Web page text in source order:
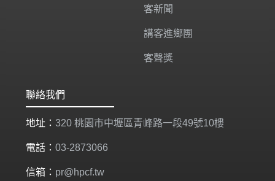
客新聞
講客進鄉團
客聲獎
聯絡我們
地址： 320 桃園市中壢區青峰路一段49號10樓
電話： 03-2873066
信箱： pr@hpcf.tw